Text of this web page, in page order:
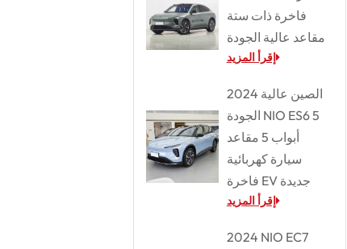
فاخرة ذات ستة
مقاعد عالية الجودة
إقرأ المزيد
2024 الصين عالية
الجودة NIO ES6 5
أبواب 5 مقاعد
سيارة كهربائية
فاخرة EV جديدة
إقرأ المزيد
2024 NIO EC7